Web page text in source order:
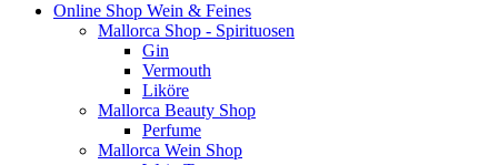
Online Shop Wein & Feines
Mallorca Shop - Spirituosen
Gin
Vermouth
Liköre
Mallorca Beauty Shop
Perfume
Mallorca Wein Shop